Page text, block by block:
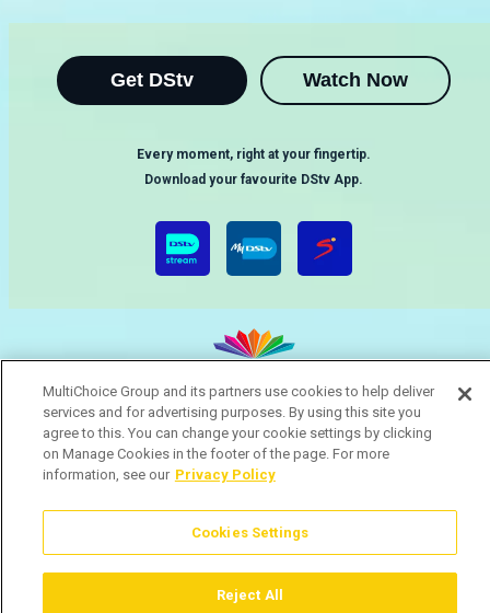
Get DStv Watch Now
Every moment, right at your fingertip.
Download your favourite DStv App.
MultiChoice Website Terms & Conditions
Privacy & Cookie Notice
Responsible Disclosure Policy
Copyright
Careers
Gerir Cookies
MultiChoice Group and its partners use cookies to help deliver
services and for advertising purposes. By using this site you
agree to this. You can change your cookie settings by clicking
on Manage Cookies in the footer of the page. For more
information, see our Privacy Policy
Cookies Settings
Reject All